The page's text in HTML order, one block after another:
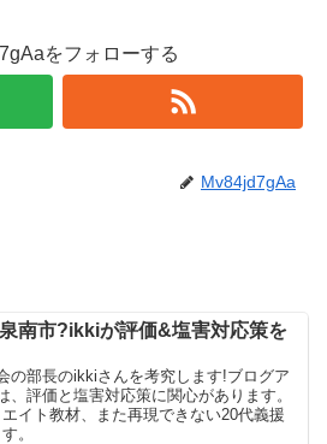
をフォローする
Mv84jd7gAa
南市?ikkiが評価&塩害対応策を
の部長のikkiさんを考究します!ブログア
評価と塩害対応策に関心があります。
イト教材、また再現できない20代義援
。